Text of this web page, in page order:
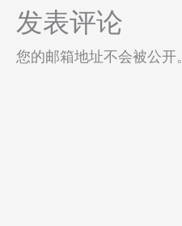
发表评论
您的邮箱地址不会被公开。